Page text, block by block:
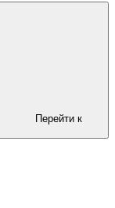
Перейти к